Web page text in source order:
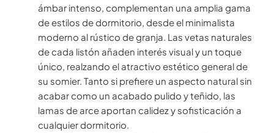
ámbar intenso, complementan una amplia gama
de estilos de dormitorio, desde el minimalista
moderno al rústico de granja. Las vetas naturales
de cada listón añaden interés visual y un toque
único, realzando el atractivo estético general de
su somier. Tanto si prefiere un aspecto natural sin
acabar como un acabado pulido y teñido, las
lamas de arce aportan calidez y sofisticación a
cualquier dormitorio.